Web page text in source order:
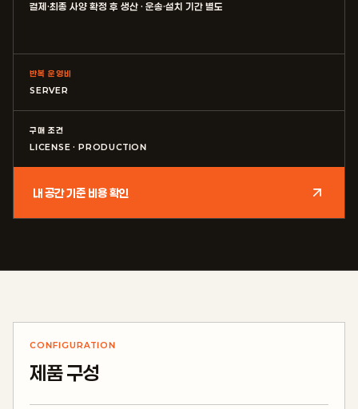
결제·최종 사양 확정 후 생산 · 운송·설치 기간 별도
반복 운영비
SERVER
구매 조건
LICENSE · PRODUCTION
내 공간 기준 비용 확인
CONFIGURATION
제품 구성